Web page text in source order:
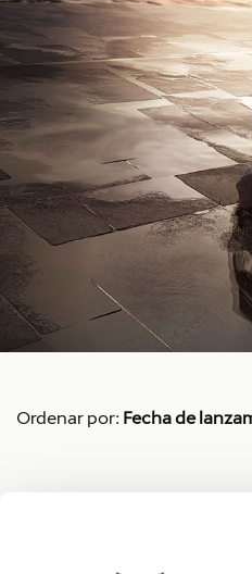
Ordenar por: Fecha de